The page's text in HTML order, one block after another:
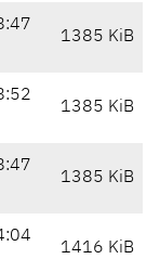
1385 KiB
1385 KiB
1385 KiB
1416 KiB